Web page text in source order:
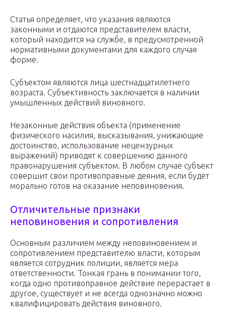
Статья определяет, что указания являются
законными и отдаются представителем власти,
который находится на службе, в предусмотренной
нормативными документами для каждого случая
форме.
Субъектом являются лица шестнадцатилетнего
возраста. Субъективность заключается в наличии
умышленных действий виновного.
Незаконные действия объекта (применение
физического насилия, высказывания, унижающие
достоинство, использование нецензурных
выражений) приводят к совершению данного
правонарушения субъектом. В любом случае субъект
совершит свои противоправные деяния, если будет
морально готов на оказание неповиновения.
Отличительные признаки
неповиновения и сопротивления
Основным различием между неповиновением и
сопротивлением представителю власти, которым
является сотрудник полиции, является мера
ответственности. Тонкая грань в понимании того,
когда одно противоправное действие перерастает в
другое, существует и не всегда однозначно можно
квалифицировать действия виновного.